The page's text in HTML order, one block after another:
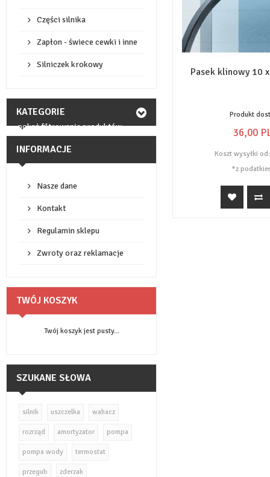
Części silnika
Zapłon - świece cewki i inne
Silniczek krokowy
KATEGORIE
INFORMACJE
Nasze dane
Kontakt
Regulamin sklepu
Zwroty oraz reklamacje
TWÓJ KOSZYK
Twój koszyk jest pusty...
SZUKANE SŁOWA
silnik uszczelka wahacz
rozrząd amortyzator pompa
pompa wody termostat
przegub zderzak
pokaż filtrowanie produktów
Pasek klinowy 10
Produkt
36,00
Koszt wysyłki
*z